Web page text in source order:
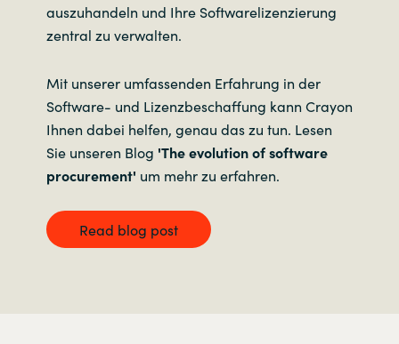
auszuhandeln und Ihre Softwarelizenzierung
zentral zu verwalten.
Mit unserer umfassenden Erfahrung in der
Software- und Lizenzbeschaffung kann Crayon
Ihnen dabei helfen, genau das zu tun. Lesen
Sie unseren Blog 'The evolution of software
procurement' um mehr zu erfahren.
Read blog post